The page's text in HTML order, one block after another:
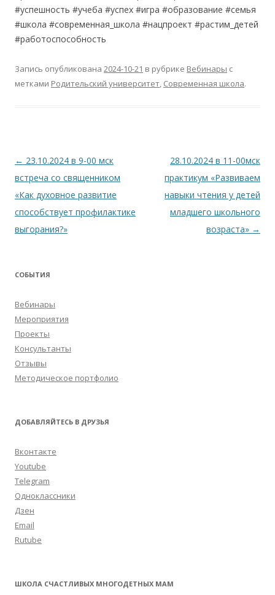
#успешность #учеба #успех #игра #образование #семья
#школа #современная_школа #нацпроект #растим_детей
#работоспособность
Запись опубликована 2024-10-21 в рубрике Вебинары с
метками Родительский университет, Современная школа.
Навигация
по
записям
← 23.10.2024 в 9-00 мск
встреча со священником
«Как духовное развитие
способствует профилактике
выгорания?»
28.10.2024 в 11-00мск
практикум «Развиваем
навыки чтения у детей
младшего школьного
возраста» →
СОБЫТИЯ
Вебинары
Мероприятия
Проекты
Консультанты
Отзывы
Методическое портфолио
ДОБАВЛЯЙТЕСЬ В ДРУЗЬЯ
Вконтакте
Youtube
Telegram
Одноклассники
Дзен
Email
Rutube
ШКОЛА СЧАСТЛИВЫХ МНОГОДЕТНЫХ МАМ